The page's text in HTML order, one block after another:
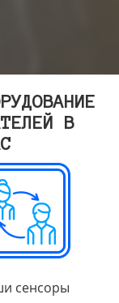
В
сенсоры